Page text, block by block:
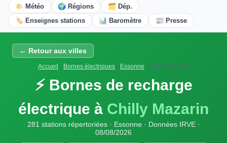
🌤️ Météo 🌍 Régions
🗂️ Dép.
🏷️ Enseignes stations
📊 Baromètre 📰 Presse
← Retour aux villes
Accueil › Bornes électriques › Essonne › Chilly Mazarin
⚡ Bornes de recharge
électrique à Chilly Mazarin
281 stations répertoriées · Essonne · Données IRVE ·
08/08/2026